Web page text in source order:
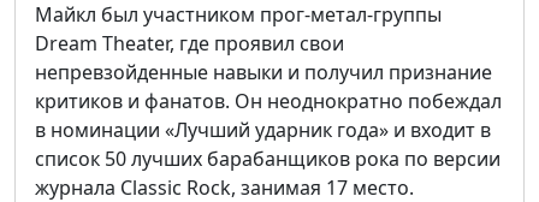
Майкл был участником прог-метал-группы
Dream Theater, где проявил свои
непревзойденные навыки и получил признание
критиков и фанатов. Он неоднократно побеждал
в номинации «Лучший ударник года» и входит в
список 50 лучших барабанщиков рока по версии
журнала Classic Rock, занимая 17 место.